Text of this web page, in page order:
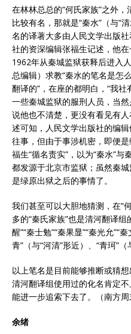
在林林总总的“何氏家族”之外
比较有名，那就是“秦水”（与“
名的译著大多由人民文学出版
社的资深编辑张福生记述，他在
1962年从秦城监狱获释后进入
总编辑）求教“秦水的笔名是怎
翻译的”，在座的都明白，“我
一些秦城监狱的服刑人员，当
说他也不清楚，更没有看见有
述可知，人民文学出版社的编
往事，但由于事涉机密，即便
福生“循名责实”，以为“秦水”与
都发源于北京市监狱；虽然秦
是绿原出狱之后的事情了。
我们甚至可以大胆地猜测，在“
多的“秦氏家族”也是清河翻译
醒”“秦士勉”“秦果显”“秦光允”“
青”（与“河清”形近）、“青珂”
以上笔名是目前能够推断或猜
清河翻译组使用过的化名肯定
能进一步追索下去了。（南方周
余绪